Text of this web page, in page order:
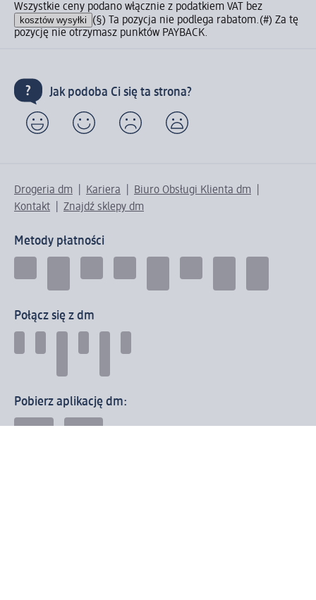
Wszystkie ceny podano włącznie z podatkiem VAT bez
kosztów wysyłki (§) Ta pozycja nie podlega rabatom.(#) Za tę
pozycję nie otrzymasz punktów PAYBACK.
Jak podoba Ci się ta strona?
Drogeria dm Kariera
Biuro Obsługi Klienta dm
Kontakt
Znajdź sklepy dm
Metody płatności
Połącz się z dm
Pobierz aplikację dm: